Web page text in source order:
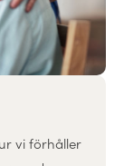
vi förhåller